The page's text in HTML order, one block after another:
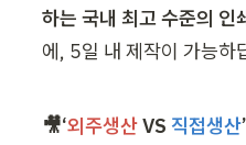
하는 국내 최고 수준의 인
에, 5일 내 제작이 가능하
🎥‘외주생산 VS 직접생산